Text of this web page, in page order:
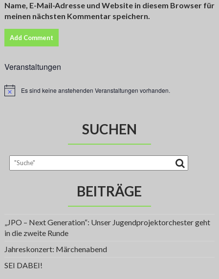
Name, E-Mail-Adresse und Website in diesem Browser für
meinen nächsten Kommentar speichern.
Veranstaltungen
H
Es sind keine anstehenden Veranstaltungen vorhanden.
SUCHEN
BEITRÄGE
„JPO – Next Generation“: Unser Jugendprojektorchester geht
in die zweite Runde
Jahreskonzert: Märchenabend
SEI DABEI!